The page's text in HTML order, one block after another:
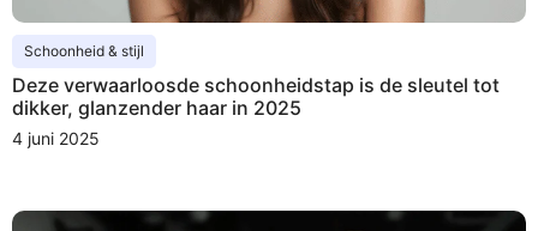
Schoonheid & stijl
Deze verwaarloosde schoonheidstap is de sleutel tot
dikker, glanzender haar in 2025
4 juni 2025